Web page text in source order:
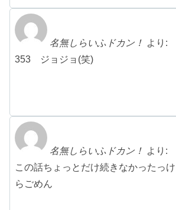
名無しらいふドカン！ より:
353 ジョジョ(笑)
名無しらいふドカン！ より:
この話ちょっとだけ続きなかったっ
らごめん